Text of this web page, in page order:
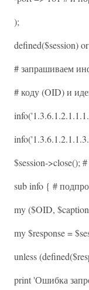
);
defined($session)
# запрашиваем
# коду (OID) и
$session->close();
sub info { #
my ($OID,
my $response =
unless
print 'Ошибка